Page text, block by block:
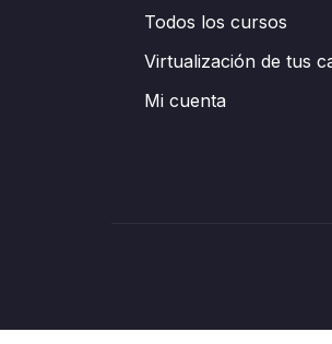
Todos los cursos
Virtualización de tus
Mi cuenta